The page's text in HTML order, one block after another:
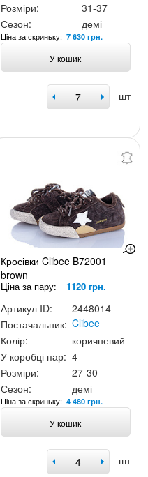
Розміри:
31-37
Сезон:
демі
Ціна за скриньку:7 630 грн.
У кошик
шт
Кросівки Clibee B72001
brown
Ціна за пару: 1120 грн.
Артикул ID:
2448014
Постачальник: Clibee
Колір:
коричневий
У коробці пар: 4
Розміри:
27-30
Сезон:
демі
Ціна за скриньку:4 480 грн.
У кошик
шт